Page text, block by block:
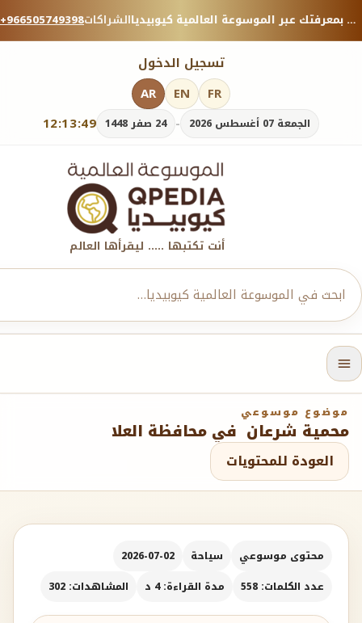
+966505749398الشراكات منصة معرفية موثوقة — شارك بمعرفتك عبر الموسوعة العالمية كيوبيديا.
تسجيل الدخول
12:13:51 الجمعة 07 أغسطس 2026 - 24 صفر 1448
AR EN FR
أنت تكتبها ..... ليقرأها العالم
موضوع موسوعي
محمية شرعان في محافظة العلا
العودة للمحتويات
محتوى موسوعي سياحة
2026-07-02
عدد الكلمات: 558
مدة القراءة: 4 د المشاهدات: 302